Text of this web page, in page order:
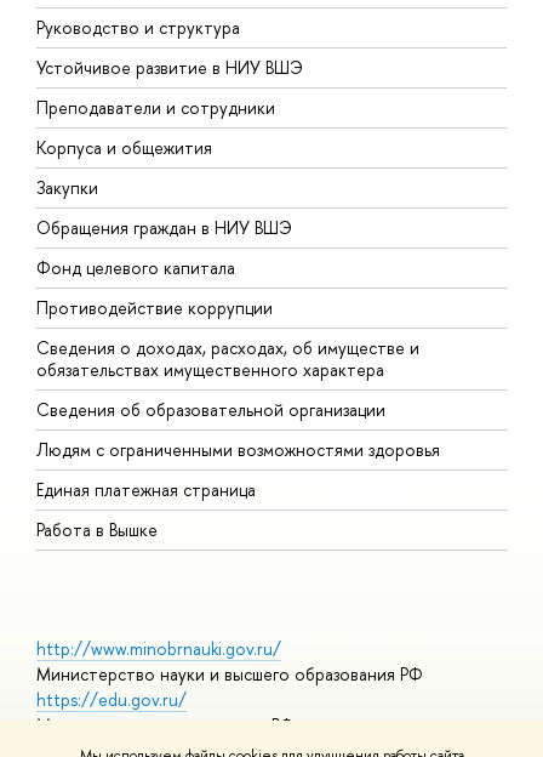
Руководство и структура
Устойчивое развитие в НИУ ВШЭ
Преподаватели и сотрудники
Корпуса и общежития
Закупки
Обращения граждан в НИУ ВШЭ
Фонд целевого капитала
Противодействие коррупции
Сведения о доходах, расходах, об имуществе и
обязательствах имущественного характера
Сведения об образовательной организации
Людям с ограниченными возможностями здоровья
Единая платежная страница
Работа в Вышке
http://www.minobrnauki.gov.ru/
Министерство науки и высшего образования РФ
https://edu.gov.ru/
Министерство просвещения РФ
https://elearning.hse.ru/mooc